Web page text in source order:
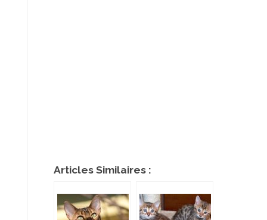
Articles Similaires :